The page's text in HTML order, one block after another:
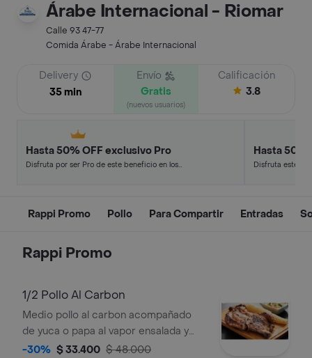
Árabe Internacional - Riomar
Calle 93 47-77
Comida Árabe - Árabe Internacional
Delivery
35 min
Envío
Gratis
(nuevos usuarios)
Calificación
3.8
Hasta 50% OFF exclusivo Pro
Disfruta por ser Pro de este beneficio en los
Hasta 50%
Disfruta este
Rappi Promo Pollo Para Compartir Entradas
Rappi Promo
1/2 Pollo Al Carbon
Medio pollo al carbon acompañado
de yuca o papa al vapor ensalada y
salsa de ajo .
-30% $ 33.400 $ 48.000